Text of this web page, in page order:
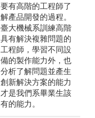
要有高階的工程師了
解產品開發的過程。
臺大機械系訓練高階
具有解決複雜問題的
工程師，學習不同設
備的製作能力外，也
分析了解問題並產生
創新解決方案的能力
才是我們系畢業生該
有的能力。